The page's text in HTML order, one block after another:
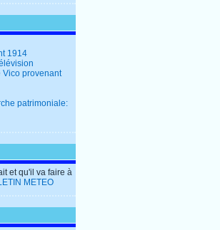
1914
Vico provenant
patrimoniale:
et qu'il va faire à
METEO